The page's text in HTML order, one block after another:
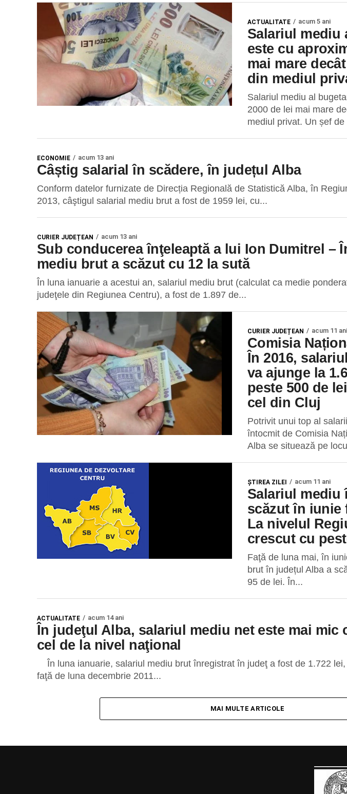
ACTUALITATE acum 5 ani
Salariul mediu
este cu
mai mare
din mediul
Salariul mediu al
2000 de lei mai mare
mediul privat. Un șef
ECONOMIE acum 13 ani
Câștig salarial în scădere, în județul Alba
Conform datelor furnizate de Direcția Regională de Statistică Alba, în
2013, câştigul salarial mediu brut a fost de 1959 lei, cu...
CURIER JUDEȚEAN acum 13 ani
Sub conducerea înţeleaptă a lui Ion Dumitrel –
mediu brut a scăzut cu 12 la sută
În luna ianuarie a acestui an, salariul mediu brut (calculat ca medie
judeţele din Regiunea Centru), a fost de 1.897 de...
CURIER JUDEȚEAN acum 11 ani
Comisia
În 2016,
va ajunge la
peste 500 de
cel din Cluj
Potrivit unui top al
întocmit de Comisia
Alba se situează pe
ŞTIREA ZILEI acum 11 ani
Salariul mediu
scăzut în iunie
La nivelul
crescut cu
Faţă de luna mai, în
brut în județul Alba a
95 de lei. În...
ACTUALITATE acum 14 ani
În judeţul Alba, salariul mediu net este mai mic
cel de la nivel naţional
În luna ianuarie, salariul mediu brut înregistrat în judeţ a fost de 1.722
faţă de luna decembrie 2011...
MAI MULTE ARTICOLE